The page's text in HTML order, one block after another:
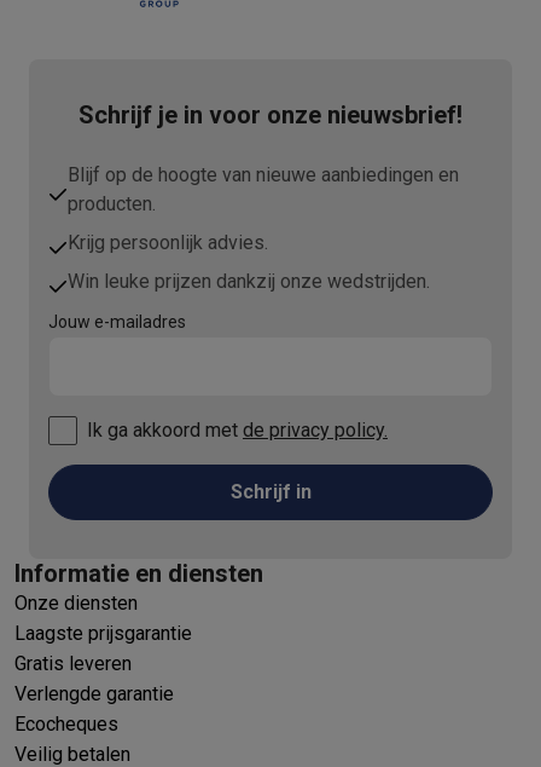
Schrijf je in voor onze nieuwsbrief!
Blijf op de hoogte van nieuwe aanbiedingen en
producten.
Krijg persoonlijk advies.
Win leuke prijzen dankzij onze wedstrijden.
Jouw e-mailadres
Ik ga akkoord met de privacy policy.
Schrijf in
Informatie en diensten
Onze diensten
Laagste prijsgarantie
Gratis leveren
Verlengde garantie
Ecocheques
Veilig betalen